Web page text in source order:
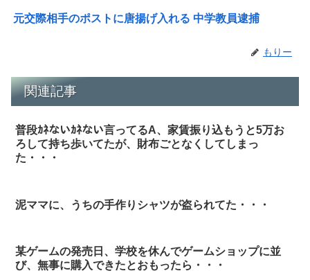
元交際相手のポストに唐揚げ入れる 中学教員逮捕
もりー
関連記事
普段ｶﾈないｶﾈない言ってるA、家賃振り込もうと5万お
ろして持ち歩いてたが、財布ごとなくしてしまっ
た・・・
泥ママに、うちの手作りシャツが盗られてた・・・
某ゲームの発売日、学校を休んでゲームショップに並
び、無事に購入できたとおもったら・・・